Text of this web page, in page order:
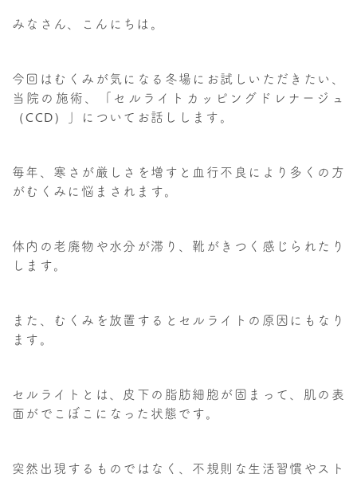
みなさん、こんにちは。
今回はむくみが気になる冬場にお試しいただきたい、
当院の施術、「セルライトカッピングドレナージュ
（CCD）」についてお話しします。
毎年、寒さが厳しさを増すと血行不良により多くの方
がむくみに悩まされます。
体内の老廃物や水分が滞り、靴がきつく感じられたり
します。
また、むくみを放置するとセルライトの原因にもなり
ます。
セルライトとは、皮下の脂肪細胞が固まって、肌の表
面がでこぼこになった状態です。
突然出現するものではなく、不規則な生活習慣やスト